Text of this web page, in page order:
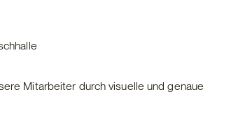
Mitarbeiter durch visuelle und genaue